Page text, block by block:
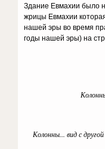
Здание Евмахии было
жрицы Евмахии
нашей эры во время
годы нашей эры) на
Колонны... вид с